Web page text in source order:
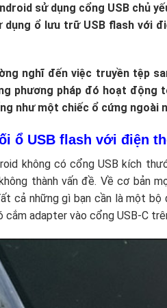
sử dụng cổng USB chủ
dụng ổ lưu trữ USB flash với
nghĩ đến việc truyền tệp
phương pháp đó hoạt động
như một chiếc ổ cứng ngoài
ổ USB flash với điện
không có cổng USB kích
thành vấn đề. Về cơ bản
cả những gì bạn cần là một bộ
cắm adapter vào cổng USB-C